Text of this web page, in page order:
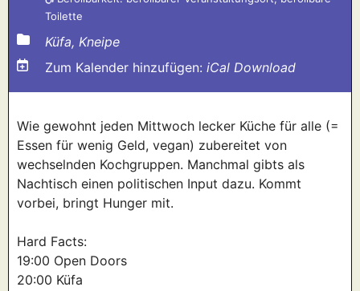
Toilette
Küfa, Kneipe
Zum Kalender hinzufügen: iCal Download
Wie gewohnt jeden Mittwoch lecker Küche für alle (=
Essen für wenig Geld, vegan) zubereitet von
wechselnden Kochgruppen. Manchmal gibts als
Nachtisch einen politischen Input dazu. Kommt
vorbei, bringt Hunger mit.
Hard Facts:
19:00 Open Doors
20:00 Küfa